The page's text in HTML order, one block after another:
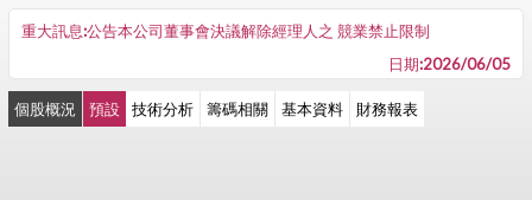
重大訊息:公告本公司董事會決議解除經理人之 競業禁止限制
日期:2026/06/05
個股概況 預設 技術分析 籌碼相關 基本資料 財務報表